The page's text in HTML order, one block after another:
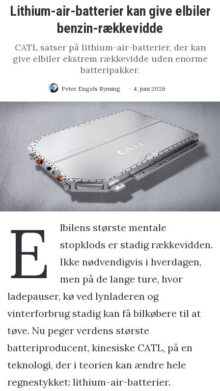
Lithium-air-batterier kan give elbiler
benzin-rækkevidde
CATL satser på lithium-air-batterier, der kan
give elbiler ekstrem rækkevidde uden enorme
batteripakker.
Peter Engels Ryming 4. juni 2026
E
lbilens største mentale
stopklods er stadig rækkevidden.
Ikke nødvendigvis i hverdagen,
men på de lange ture, hvor
ladepauser, kø ved lynladeren og
vinterforbrug stadig kan få bilkøbere til at
tøve. Nu peger verdens største
batteriproducent, kinesiske CATL, på en
teknologi, der i teorien kan ændre hele
regnestykket: lithium-air-batterier.